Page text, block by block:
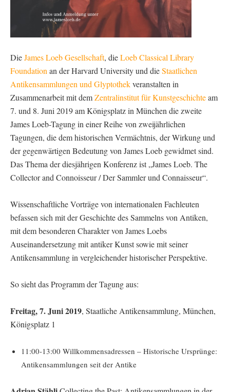
DieJames Loeb Gesellschaft, dieLoeb Classical Library
Foundation an der Harvard University und dieStaatlichen
Antikensammlungen und Glyptothekveranstalten in
Zusammenarbeit mit demZentralinstitut für Kunstgeschichteam
7. und 8. Juni 2019 am Königsplatz in München die zweite
James Loeb-Tagung in einer Reihe von zweijährlichen
Tagungen, die dem historischen Vermächtnis, der Wirkung und
der gegenwärtigen Bedeutung von James Loeb gewidmet sind.
Das Thema der diesjährigen Konferenz ist „James Loeb. The
Collector and Connoisseur / Der Sammler und Connaisseur“.
Wissenschaftliche Vorträge von internationalen Fachleuten
befassen sich mit der Geschichte des Sammelns von Antiken,
mit dem besonderen Charakter von James Loebs
Auseinandersetzung mit antiker Kunst sowie mit seiner
Antikensammlung in vergleichender historischer Perspektive.
So sieht das Programm der Tagung aus:
Freitag, 7. Juni 2019, Staatliche Antikensammlung, München,
Königsplatz 1
11:00-13:00 Willkommensadressen – Historische Ursprünge:
Antikensammlungen seit der Antike